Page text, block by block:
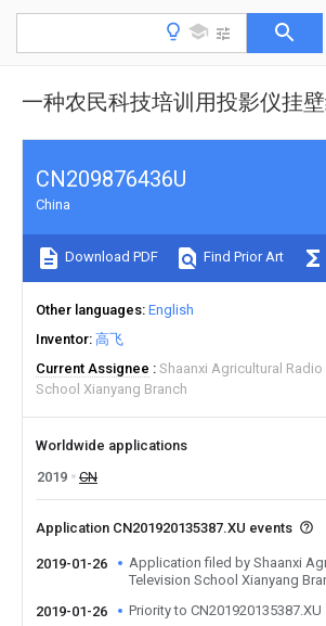
一种农民科技培训用投影仪挂
CN209876436U
China
Download PDF Find Prior Art
Other languages English
Inventor 高飞
Current Assignee
Shaanxi Agricultural
School Xianyang Branch
Worldwide applications
2019
CN
Application CN201920135387.XU events
2019-01-26
Application filed by Shaanxi
Television School Xianyang
2019-01-26
Priority to CN201920135387.XU